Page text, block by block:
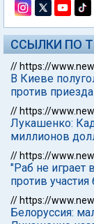
ССЫЛКИ ПО
// https://
В Киеве
против
// https://
Лукашенко:
миллионов
// https://
"Раб не играет
против
// https://
Белоруссия: